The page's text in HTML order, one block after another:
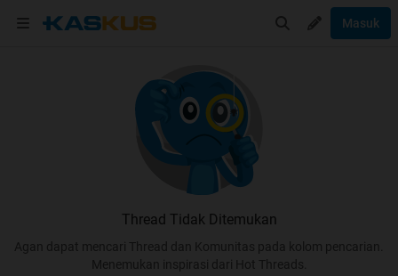
Masuk
Thread Tidak Ditemukan
Agan dapat mencari Thread dan Komunitas pada kolom pencarian.
Menemukan inspirasi dari Hot Threads.